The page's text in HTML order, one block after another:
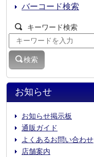
お知らせ
お知らせ掲示板
通販ガイド
よくあるお問い合わせ
店舗案内
バーコード検索
キーワード検索
検索